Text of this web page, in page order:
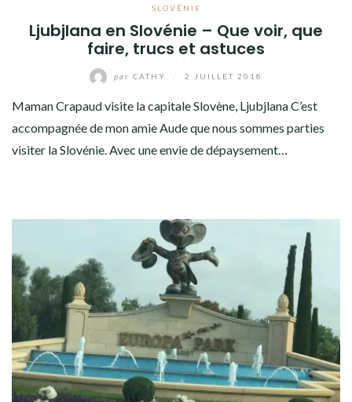
SLOVÉNIE
Ljubjlana en Slovénie – Que voir, que
faire, trucs et astuces
par CATHY 2 JUILLET 2018
Maman Crapaud visite la capitale Slovène, Ljubjlana C’est
accompagnée de mon amie Aude que nous sommes parties
visiter la Slovénie. Avec une envie de dépaysement…